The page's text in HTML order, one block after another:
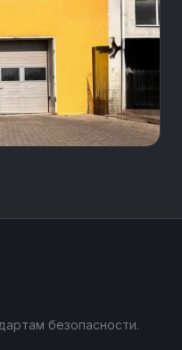
безопасности.